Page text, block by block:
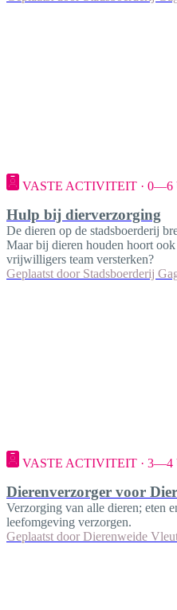
VASTE ACTIVITEIT · 0—6
Hulp bij dierverzorging
De dieren op de stadsboerderij
Maar bij dieren houden hoort
vrijwilligers team versterken?
Geplaatst door Stadsboerderij
VASTE ACTIVITEIT · 3—4
Dierenverzorger voor
Verzorging van alle dieren; eten
leefomgeving verzorgen.
Geplaatst door Dierenweide